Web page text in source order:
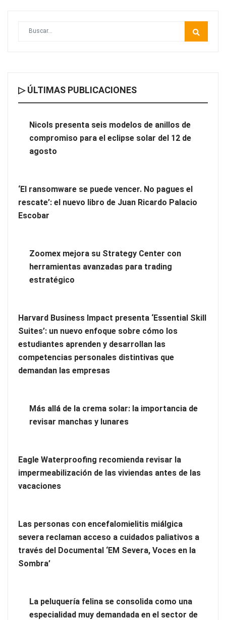
¿Tienes un apartamento turístico y quieres contratar limpieza
profesional?
Limpieza de oficinas: contrata una empresa especializada
▷ ÚLTIMAS PUBLICACIONES
Nicols presenta seis modelos de anillos de
compromiso para el eclipse solar del 12 de
agosto
‘El ransomware se puede vencer. No pagues el
rescate’: el nuevo libro de Juan Ricardo Palacio
Escobar
Zoomex mejora su Strategy Center con
herramientas avanzadas para trading
estratégico
Harvard Business Impact presenta ‘Essential Skill
Suites’: un nuevo enfoque sobre cómo los
estudiantes aprenden y desarrollan las
competencias personales distintivas que
demandan las empresas
Más allá de la crema solar: la importancia de
revisar manchas y lunares
Eagle Waterproofing recomienda revisar la
impermeabilización de las viviendas antes de las
vacaciones
Las personas con encefalomielitis miálgica
severa reclaman acceso a cuidados paliativos a
través del Documental ‘EM Severa, Voces en la
Sombra’
La peluquería felina se consolida como una
especialidad muy demandada en el sector de